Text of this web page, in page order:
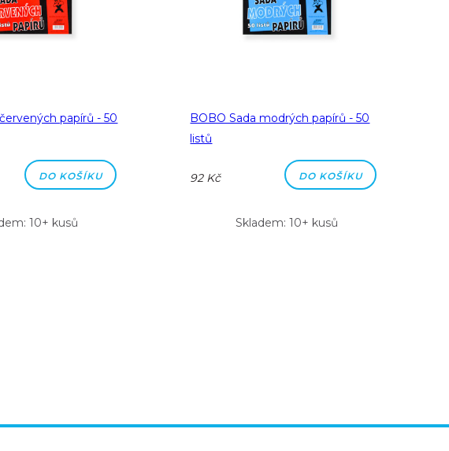
papírů - 50
DO KOŠÍKU
10+ kusů
BOBO Sada modrých papírů - 50
listů
92 Kč DO KOŠÍKU
Skladem: 10+ kusů